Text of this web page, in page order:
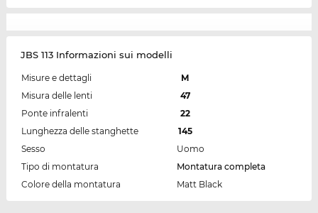
JBS 113 Informazioni sui modelli
Misure e dettagli
M
Misura delle lenti
47
Ponte infralenti
22
Lunghezza delle stanghette
145
Sesso
Uomo
Tipo di montatura
Montatura completa
Colore della montatura
Matt Black